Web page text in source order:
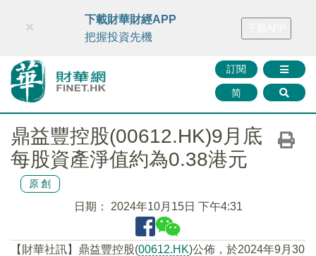
財華智庫網 FINTV FINMETA 財華證券 媒體矩陣
訂閱
简
×
下載財華財經APP
把握投資先機
鼎益豐控股(00612.HK)9月底
每股資產淨值約為0.38港元
原創
日期： 2024年10月15日 下午4:31
【財華社訊】鼎益豐控股(00612.HK)公佈，於2024年9月30